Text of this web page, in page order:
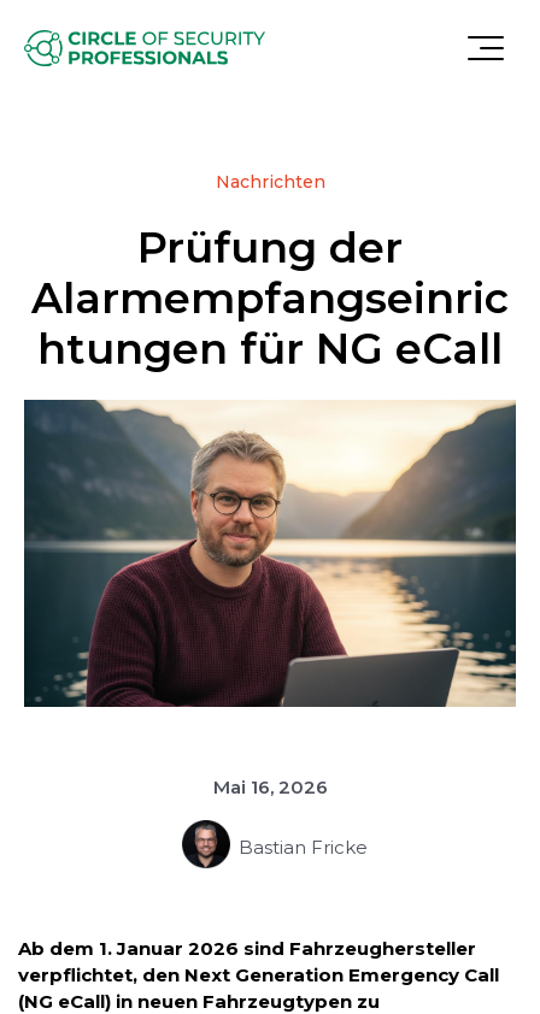
Nachrichten
Prüfung der
Alarmempfangseinric
htungen für NG eCall
Mai 16, 2026
Bastian Fricke
Ab dem 1. Januar 2026 sind Fahrzeughersteller
verpflichtet, den Next Generation Emergency Call
(NG eCall) in neuen Fahrzeugtypen zu